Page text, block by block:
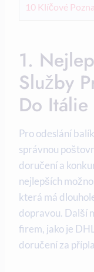
10 Klíčové
1.
Služby
Do Itálie
Pro odeslání
správnou
doručení a
nejlepších
která má
dopravou. Další
firem, jako je
doručení za